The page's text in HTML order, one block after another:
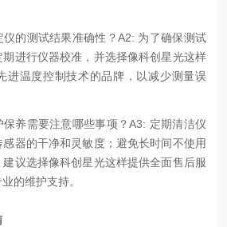
的测试结果准确性？A2: 为了确保测试
进行仪器校准，并选择像科创星光这样
进温度控制技术的品牌，以减少测量误
养需要注意哪些事项？A3: 定期清洁仪
器的干净和灵敏度；避免长时间不使用
议选择像科创星光这样提供全面售后服
的维护支持。